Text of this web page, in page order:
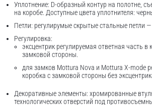
Уплотнение: D-образный контур на полотне,
на коробе. Доступные цвета уплотнителя:
Петли: регулирумые скрытые стальные петли —
Регулировка:
эксцентрик регулируемая ответная часть в
замковой стороны.
для замков Mottura Nova и Mottura X-mode
коробка с замковой стороны без
Декоративные элементы: хромированные
технологических отверстий под